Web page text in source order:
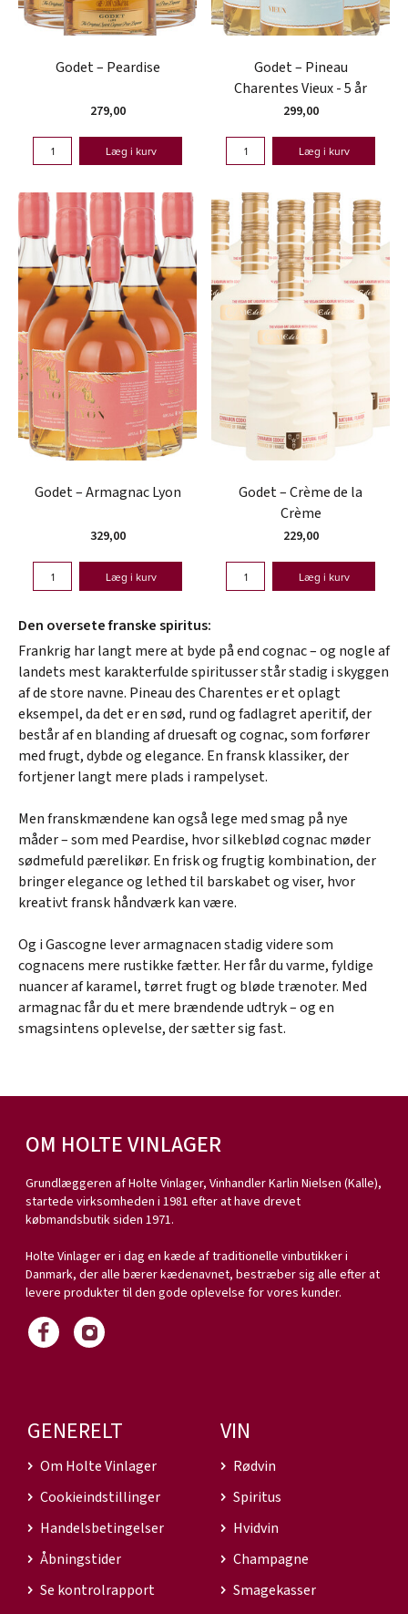
Godet – Peardise
279,00
Læg i kurv
Godet – Pineau
Charentes Vieux - 5 år
299,00
Læg i kurv
Godet – Armagnac Lyon
329,00
Læg i kurv
Godet – Crème de la
Crème
229,00
Læg i kurv
Den oversete franske spiritus:
Frankrig har langt mere at byde på end cognac – og nogle af
landets mest karakterfulde spiritusser står stadig i skyggen
af de store navne. Pineau des Charentes er et oplagt
eksempel, da det er en sød, rund og fadlagret aperitif, der
består af en blanding af druesaft og cognac, som forfører
med frugt, dybde og elegance. En fransk klassiker, der
fortjener langt mere plads i rampelyset.
Men franskmændene kan også lege med smag på nye
måder – som med Peardise, hvor silkeblød cognac møder
sødmefuld pærelikør. En frisk og frugtig kombination, der
bringer elegance og lethed til barskabet og viser, hvor
kreativt fransk håndværk kan være.
Og i Gascogne lever armagnacen stadig videre som
cognacens mere rustikke fætter. Her får du varme, fyldige
nuancer af karamel, tørret frugt og bløde trænoter. Med
armagnac får du et mere brændende udtryk – og en
smagsintens oplevelse, der sætter sig fast.
OM HOLTE VINLAGER
Grundlæggeren af Holte Vinlager, Vinhandler Karlin Nielsen (Kalle),
startede virksomheden i 1981 efter at have drevet
købmandsbutik siden 1971.
Holte Vinlager er i dag en kæde af traditionelle vinbutikker i
Danmark, der alle bærer kædenavnet, bestræber sig alle efter at
levere produkter til den gode oplevelse for vores kunder.
GENERELT
Om Holte Vinlager
Cookieindstillinger
Handelsbetingelser
Åbningstider
Se kontrolrapport
VIN
Rødvin
Spiritus
Hvidvin
Champagne
Smagekasser